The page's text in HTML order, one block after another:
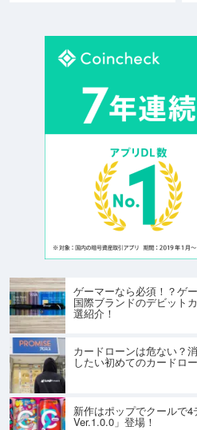
ゲーマーなら必須！？ゲ
国際ブランドのデビット
選紹介！
カードローンは危ない？
したい初めてのカードロ
新作はポップでクールで
Ver.1.0.0」登場！